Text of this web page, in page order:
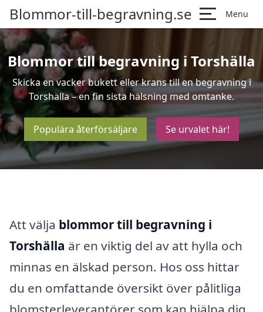
Blommor-till-begravning.se Menu
Blommor till begravning i Torshälla
Skicka en vacker bukett eller krans till en begravning i
Torshälla – en fin sista hälsning med omtanke.
Populära återförsäljare Se urvalet här!
Att välja blommor till begravning i
Torshälla är en viktig del av att hylla och
minnas en älskad person. Hos oss hittar
du en omfattande översikt över pålitliga